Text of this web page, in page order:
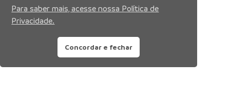
Para saber mais, acesse nossa Política de
Privacidade.
Concordar e fechar